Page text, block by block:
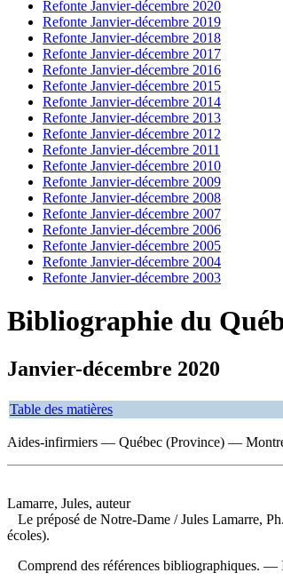
Refonte Janvier-décembre 2020
Refonte Janvier-décembre 2019
Refonte Janvier-décembre 2018
Refonte Janvier-décembre 2017
Refonte Janvier-décembre 2016
Refonte Janvier-décembre 2015
Refonte Janvier-décembre 2014
Refonte Janvier-décembre 2013
Refonte Janvier-décembre 2012
Refonte Janvier-décembre 2011
Refonte Janvier-décembre 2010
Refonte Janvier-décembre 2009
Refonte Janvier-décembre 2008
Refonte Janvier-décembre 2007
Refonte Janvier-décembre 2006
Refonte Janvier-décembre 2005
Refonte Janvier-décembre 2004
Refonte Janvier-décembre 2003
Bibliographie du
Janvier-décembre 2020
Table des matières
Aides-infirmiers — Québec (Province) —
Lamarre, Jules, auteur
Le préposé de Notre-Dame / Jules Lamarre,
écoles).
Comprend des références bibliographiques. —